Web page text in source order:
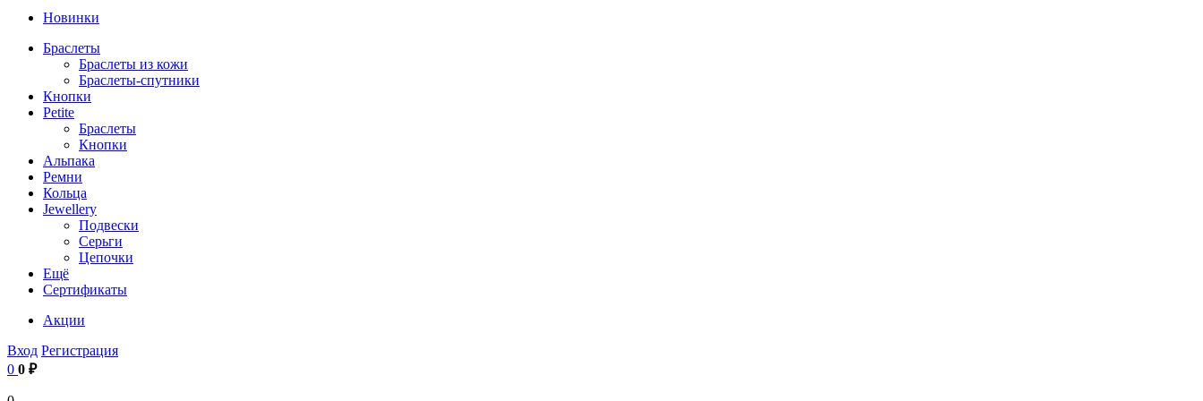
Новинки
Браслеты
Браслеты из кожи
Браслеты-спутники
Кнопки
Petite
Браслеты
Кнопки
Альпака
Ремни
Кольца
Jewellery
Подвески
Серьги
Цепочки
Ещё
Сертификаты
Акции
Вход Регистрация
0 0 ₽